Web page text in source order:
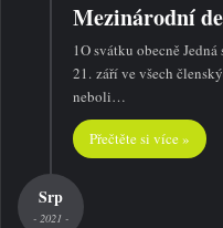
Mezinárodní
1O svátku obecně
21. září ve všech
neboli…
Přečtěte si více »
Srp
- 2021 -